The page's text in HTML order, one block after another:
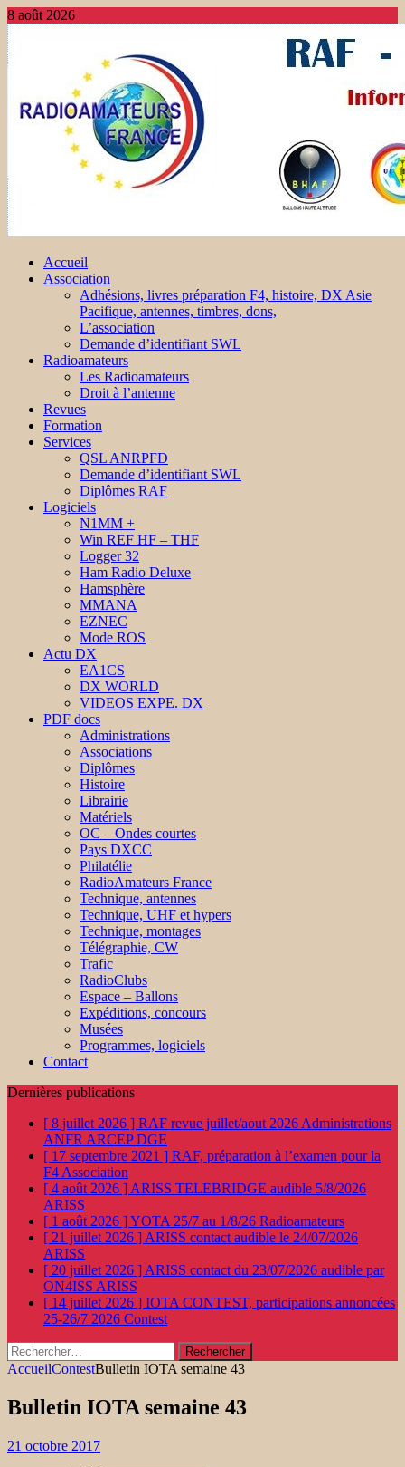
8 août 2026
Accueil
Association
Adhésions, livres préparation F4, histoire, DX Asie
Pacifique, antennes, timbres, dons,
L’association
Demande d’identifiant SWL
Radioamateurs
Les Radioamateurs
Droit à l’antenne
Revues
Formation
Services
QSL ANRPFD
Demande d’identifiant SWL
Diplômes RAF
Logiciels
N1MM +
Win REF HF – THF
Logger 32
Ham Radio Deluxe
Hamsphère
MMANA
EZNEC
Mode ROS
Actu DX
EA1CS
DX WORLD
VIDEOS EXPE. DX
PDF docs
Administrations
Associations
Diplômes
Histoire
Librairie
Matériels
OC – Ondes courtes
Pays DXCC
Philatélie
RadioAmateurs France
Technique, antennes
Technique, UHF et hypers
Technique, montages
Télégraphie, CW
Trafic
RadioClubs
Espace – Ballons
Expéditions, concours
Musées
Programmes, logiciels
Contact
Dernières publications
[ 8 juillet 2026 ] RAF revue juillet/aout 2026 Administrations
ANFR ARCEP DGE
[ 17 septembre 2021 ] RAF, préparation à l’examen pour la
F4 Association
[ 4 août 2026 ] ARISS TELEBRIDGE audible 5/8/2026
ARISS
[ 1 août 2026 ]YOTA 25/7 au 1/8/26 Radioamateurs
[ 21 juillet 2026 ] ARISS contact audible le 24/07/2026
ARISS
[ 20 juillet 2026 ] ARISS contact du 23/07/2026 audible par
ON4ISS ARISS
[ 14 juillet 2026 ] IOTA CONTEST, participations annoncées
25-26/7 2026 Contest
Rechercher :
AccueilContestBulletin IOTA semaine 43
Bulletin IOTA semaine 43
21 octobre 2017